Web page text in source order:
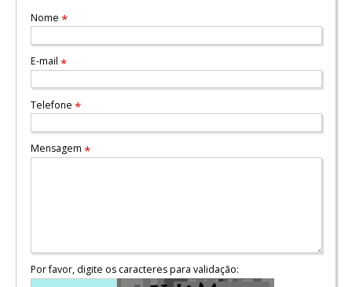
Nome *
E-mail *
Telefone *
Mensagem *
Por favor, digite os caracteres para validação: